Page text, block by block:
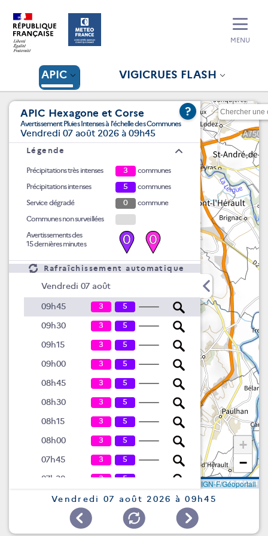
APIC VIGICRUES FLASH
MENU
APIC Hexagone et Corse
Avertissement Pluies Intenses à l'échelle des Communes
Vendredi 07 août 2026 à 09h45
?
Légende
Précipitations très intenses 3
communes
Précipitations intenses
5
communes
Service dégradé
0
commune
Communes non surveillées
Avertissements des
15 dernières minutes
0 0
Rafraîchissement automatique
Vendredi 07 août
09h45 3 5
09h30 3 5
09h15 3 5
09h00 3 5
08h45 3 5
08h30 3 5
08h15 3 5
08h00 3 5
07h45 3 5
07h30 3 5
07h15 5
5
+
−
IGN-F/Géoportail
Vendredi 07 août 2026 à 09h45